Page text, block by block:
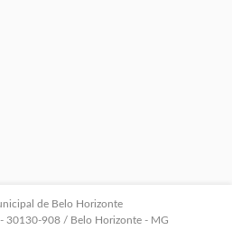
de Belo Horizonte
30130-908 / Belo Horizonte - MG